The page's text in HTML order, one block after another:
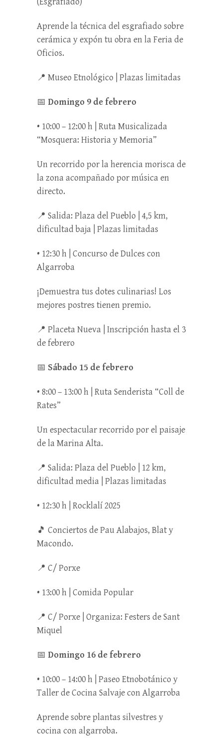
Aprende la técnica del esgrafiado sobre
cerámica y expón tu obra en la Feria de
Oficios.
📍 Museo Etnológico | Plazas limitadas
📅 Domingo 9 de febrero
• 10:00 – 12:00 h | Ruta Musicalizada
“Mosquera: Historia y Memoria”
Un recorrido por la herencia morisca de
la zona acompañado por música en
directo.
📍 Salida: Plaza del Pueblo | 4,5 km,
dificultad baja | Plazas limitadas
• 12:30 h | Concurso de Dulces con
Algarroba
¡Demuestra tus dotes culinarias! Los
mejores postres tienen premio.
📍 Placeta Nueva | Inscripción hasta el 3
de febrero
📅 Sábado 15 de febrero
• 8:00 – 13:00 h | Ruta Senderista “Coll de
Rates”
Un espectacular recorrido por el paisaje
de la Marina Alta.
📍 Salida: Plaza del Pueblo | 12 km,
dificultad media | Plazas limitadas
• 12:30 h | Rocklalí 2025
🎵 Conciertos de Pau Alabajos, Blat y
Macondo.
📍 C/ Porxe
• 13:00 h | Comida Popular
📍 C/ Porxe | Organiza: Festers de Sant
Miquel
📅 Domingo 16 de febrero
• 10:00 – 14:00 h | Paseo Etnobotánico y
Taller de Cocina Salvaje con Algarroba
Aprende sobre plantas silvestres y
cocina con algarroba.